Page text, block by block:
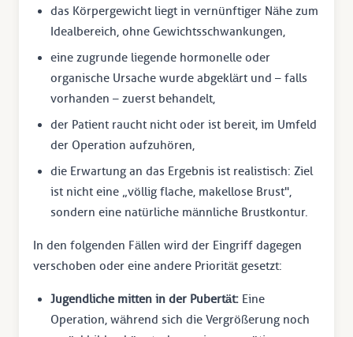
das Körpergewicht liegt in vernünftiger Nähe zum
Idealbereich, ohne Gewichtsschwankungen,
eine zugrunde liegende hormonelle oder
organische Ursache wurde abgeklärt und – falls
vorhanden – zuerst behandelt,
der Patient raucht nicht oder ist bereit, im Umfeld
der Operation aufzuhören,
die Erwartung an das Ergebnis ist realistisch: Ziel
ist nicht eine „völlig flache, makellose Brust",
sondern eine natürliche männliche Brustkontur.
In den folgenden Fällen wird der Eingriff dagegen
verschoben oder eine andere Priorität gesetzt:
Jugendliche mitten in der Pubertät: Eine
Operation, während sich die Vergrößerung noch